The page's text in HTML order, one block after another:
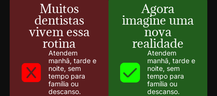
Muitos
dentistas
vivem essa
rotina
Atendem
manhã, tarde e
noite, sem
tempo para
família ou
descanso.
Agora
imagine uma
nova
realidade
Atendem
manhã, tarde e
noite, sem
tempo para
família ou
descanso.